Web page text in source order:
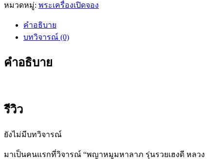
หมวดหมู่: พระเครื่องเปิดจอง
คำอธิบาย
บทวิจารณ์ (0)
คำอธิบาย
รีวิว
ยังไม่มีบทวิจารณ์
มาเป็นคนแรกที่วิจารณ์ “พญาหมูมหาลาภ รุ่นรวยเฮงดี หลวง